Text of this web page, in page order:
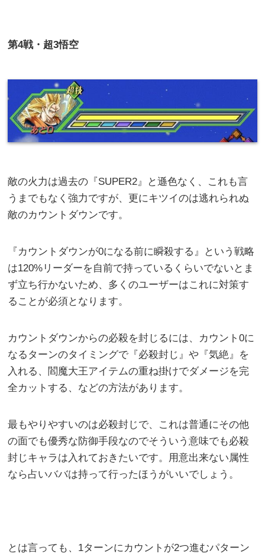
第4戦・超3悟空
敵の火力は過去の『SUPER2』と遜色なく、これも言
うまでもなく強力ですが、更にキツイのは逃れられぬ
敵のカウントダウンです。
『カウントダウンが0になる前に瞬殺する』という戦略
は120%リーダーを自前で持っているくらいでないとま
ず立ち行かないため、多くのユーザーはこれに対策す
ることが必須となります。
カウントダウンからの必殺を封じるには、カウント0に
なるターンのタイミングで『必殺封じ』や『気絶』を
入れる、閻魔大王アイテムの重ね掛けでダメージを完
全カットする、などの方法があります。
最もやりやすいのは必殺封じで、これは普通にその他
の面でも優秀な防御手段なのでそういう意味でも必殺
封じキャラは入れておきたいです。用意出来ない属性
なら占いババは持って行ったほうがいいでしょう。
とは言っても、1ターンにカウントが2つ進むパターン